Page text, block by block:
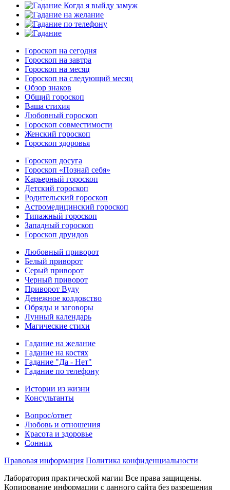
Гороскоп на сегодня
Гороскоп на завтра
Гороскоп на месяц
Гороскоп на следующий месяц
Обзор знаков
Общий гороскоп
Ваша стихия
Любовный гороскоп
Гороскоп совместимости
Женский гороскоп
Гороскоп здоровья
Гороскоп досуга
Гороскоп «Познай себя»
Карьерный гороскоп
Детский гороскоп
Родительский гороскоп
Астромедицинский гороскоп
Типажный гороскоп
Западный гороскоп
Гороскоп друидов
Любовный приворот
Белый приворот
Серый приворот
Черный приворот
Приворот Вуду
Денежное колдовство
Обряды и заговоры
Лунный календарь
Магические стихи
Гадание на желание
Гадание на костях
Гадание "Да - Нет"
Гадание по телефону
Истории из жизни
Консультанты
Вопрос/ответ
Любовь и отношения
Красота и здоровье
Сонник
Правовая информация Политика конфиденциальности
Лаборатория практической магии Все права защищены.
Копирование информации с данного сайта без разрешения